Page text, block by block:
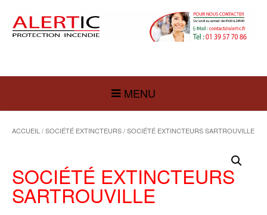
MENU
ACCUEIL/SOCIÉTÉ EXTINCTEURS/ SOCIÉTÉ EXTINCTEURS SARTROUVILLE
SOCIÉTÉ EXTINCTEURS
SARTROUVILLE